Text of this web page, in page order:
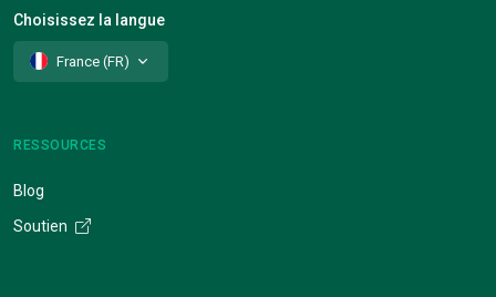
Choisissez la langue
France (FR)
RESSOURCES
Blog
Soutien